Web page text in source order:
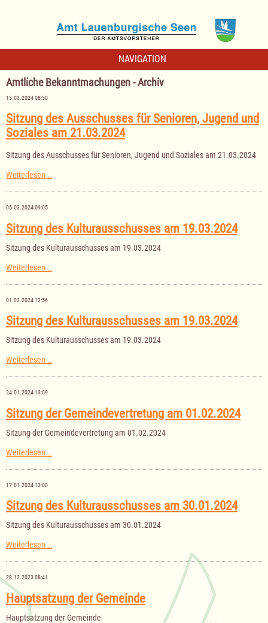
NAVIGATION
Amtliche Bekanntmachungen - Archiv
15.03.2024 08:50
Sitzung des Ausschusses für Senioren, Jugend und
Soziales am 21.03.2024
Sitzung des Ausschusses für Senioren, Jugend und Soziales am 21.03.2024
Weiterlesen …Sitzung
Ausschusses
Jugend
und
am
05.03.2024 09:05
Sitzung des Kulturausschusses am 19.03.2024
Sitzung des Kulturausschusses am 19.03.2024
Weiterlesen …
Kulturausschusses
01.03.2024 13:56
Sitzung des Kulturausschusses am 19.03.2024
Sitzung des Kulturausschusses am 19.03.2024
Weiterlesen …Sitzung
Kulturausschusses
24.01.2024 13:09
Sitzung der Gemeindevertretung am 01.02.2024
Sitzung der Gemeindevertretung am 01.02.2024
Weiterlesen …
Gemeindevertretung
17.01.2024 13:00
Sitzung des Kulturausschusses am 30.01.2024
Sitzung des Kulturausschusses am 30.01.2024
Weiterlesen …
Kulturausschusses
28.12.2023 08:41
Hauptsatzung der Gemeinde
Hauptsatzung der Gemeinde